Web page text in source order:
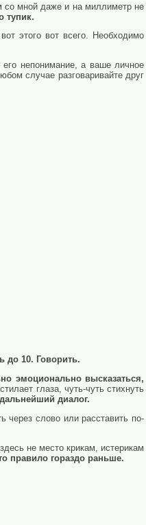
со мной даже и на миллиметр не
тупик.
этого вот всего. Необходимо
непонимание, а ваше личное
случае разговаривайте друг
до 10. Говорить.
эмоционально высказаться,
глаза, чуть-чуть стихнуть
диалог.
через слово или расставить по-
не место крикам, истерикам
правило гораздо раньше.